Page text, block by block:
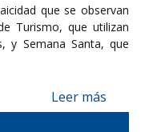
que se observan
Turismo, que utilizan
y Semana Santa, que
Leer más